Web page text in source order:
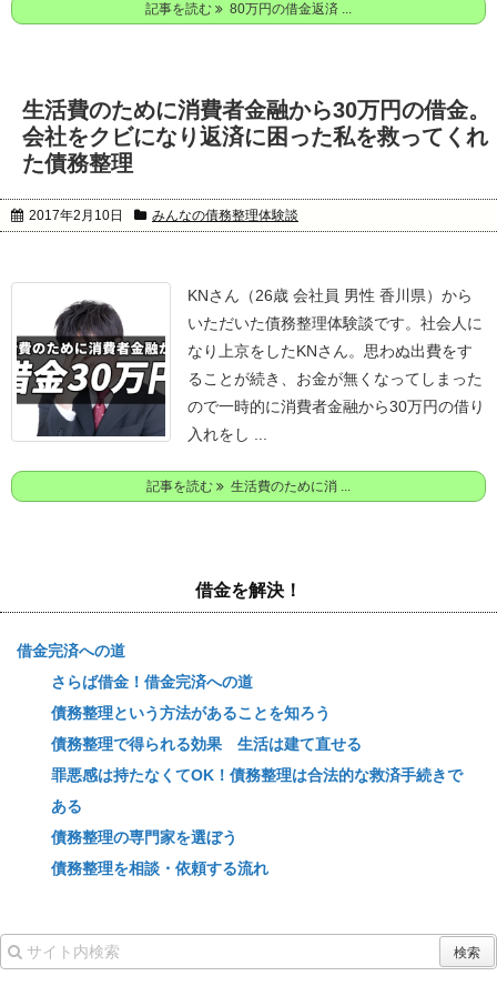
記事を読む 80万円の借金返済 ...
生活費のために消費者金融から30万円の借金。
会社をクビになり返済に困った私を救ってくれ
た債務整理
2017年2月10日 みんなの債務整理体験談
KNさん（26歳 会社員 男性 香川県）から
いただいた債務整理体験談です。 社会人に
なり上京をしたKNさん。 思わぬ出費をす
ることが続き、お金が無くなってしまった
ので一時的に消費者金融から30万円の借り
入れをし ...
記事を読む 生活費のために消 ...
借金を解決！
借金完済への道
さらば借金！借金完済への道
債務整理という方法があることを知ろう
債務整理で得られる効果 生活は建て直せる
罪悪感は持たなくてOK！債務整理は合法的な救済手続きで
ある
債務整理の専門家を選ぼう
債務整理を相談・依頼する流れ